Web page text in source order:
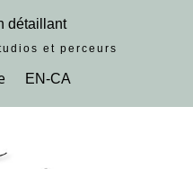
détaillant
et perceurs